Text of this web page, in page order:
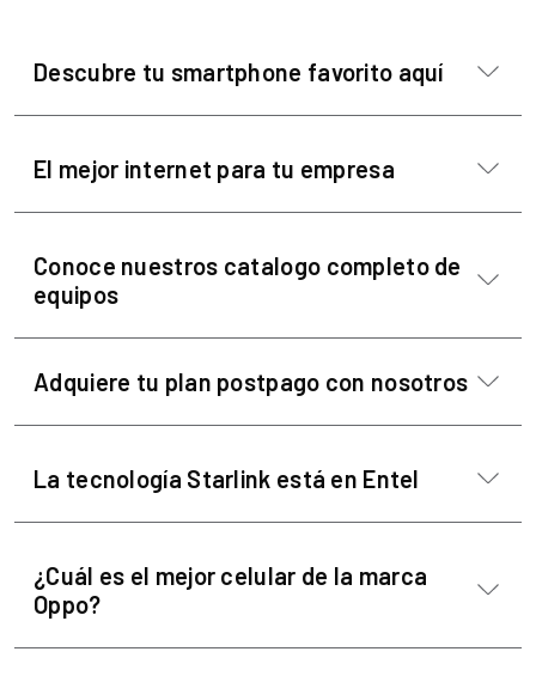
Descubre tu smartphone favorito aquí
El mejor internet para tu empresa
Conoce nuestros catalogo completo de
equipos
Adquiere tu plan postpago con nosotros
La tecnología Starlink está en Entel
¿Cuál es el mejor celular de la marca
Oppo?